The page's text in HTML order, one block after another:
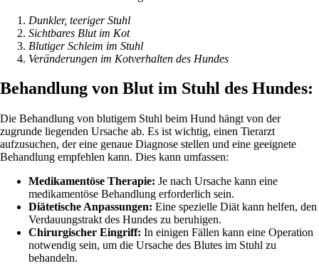
Dunkler, teeriger Stuhl
Sichtbares Blut im Kot
Blutiger Schleim im Stuhl
Veränderungen im Kotverhalten des Hundes
Behandlung von Blut im Stuhl des Hundes:
Die Behandlung von blutigem Stuhl beim Hund hängt von der
zugrunde liegenden Ursache ab. Es ist wichtig, einen Tierarzt
aufzusuchen, der eine genaue Diagnose stellen und eine geeignete
Behandlung empfehlen kann. Dies kann umfassen:
Medikamentöse Therapie: Je nach Ursache kann eine
medikamentöse Behandlung erforderlich sein.
Diätetische Anpassungen: Eine spezielle Diät kann helfen, den
Verdauungstrakt des Hundes zu beruhigen.
Chirurgischer Eingriff: In einigen Fällen kann eine Operation
notwendig sein, um die Ursache des Blutes im Stuhl zu
behandeln.